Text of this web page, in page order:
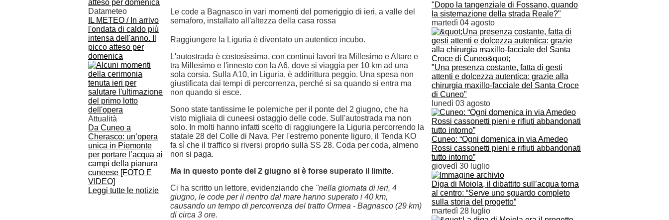
"Dopo la tangenziale di Fossano, quando
la sistemazione della strada Reale?"
martedì 04 agosto
"Una presenza costante, fatta di gesti
attenti e dolcezza autentica: grazie alla
chirurgia maxillo-facciale del Santa Croce
di Cuneo"
lunedì 03 agosto
Cuneo: “Ogni domenica in via Amedeo
Rossi cassonetti pieni e rifiuti abbandonati
tutto intorno”
giovedì 30 luglio
Diga di Moiola, il dibattito sull’acqua torna
al centro: “Serve uno sguardo completo
sulla storia del progetto”
martedì 28 luglio
Datameteo
IL METEO / In arrivo
l'ondata di caldo più
intensa dell'anno. Il
picco atteso per
domenica
Attualità
Da Cuneo a
Cherasco: un’opera
unica in Piemonte
per portare l’acqua ai
campi della pianura
cuneese [FOTO E
VIDEO]
Leggi tutte le notizie
Le code a Bagnasco in vari momenti del pomeriggio di ieri, a valle del
semaforo, installato all'altezza della casa rossa
Raggiungere la Liguria è diventato un autentico incubo.
L'autostrada è costosissima, con continui lavori tra Millesimo e Altare e
tra Millesimo e l'innesto con la A6, dove si viaggia per 10 km ad una
sola corsia. Sulla A10, in Liguria, è addirittura peggio. Una spesa non
giustificata dai tempi di percorrenza, perché si sa quando si entra ma
non quando si esce.
Sono state tantissime le polemiche per il ponte del 2 giugno, che ha
visto migliaia di cuneesi ostaggio delle code. Sull'autostrada ma non
solo. In molti hanno infatti scelto di raggiungere la Liguria percorrendo la
statale 28 del Colle di Nava. Per l'estremo ponente liguro, il Tenda KO
fa sì che il traffico si riversi proprio sulla SS 28. Coda per coda, almeno
non si paga.
Ma in questo ponte del 2 giugno si è forse superato il limite.
Ci ha scritto un lettore, evidenziando che "nella giornata di ieri, 4
giugno, le code per il rientro dal mare hanno superato i 40 km,
causando un tempo di percorrenza del tratto Ormea - Bagnasco (29 km)
di circa 3 ore.